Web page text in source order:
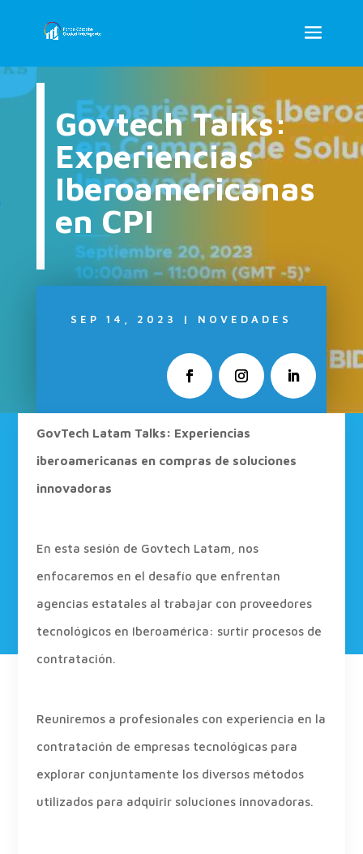
Govtech Talks:
Experiencias
Iberoamericanas
en CPI
SEP 14, 2023 | NOVEDADES
GovTech Latam Talks: Experiencias
iberoamericanas en compras de soluciones
innovadoras
En esta sesión de Govtech Latam, nos
enfocaremos en el desafío que enfrentan
agencias estatales al trabajar con proveedores
tecnológicos en Iberoamérica: surtir procesos de
contratación.
Reuniremos a profesionales con experiencia en la
contratación de empresas tecnológicas para
explorar conjuntamente los diversos métodos
utilizados para adquirir soluciones innovadoras.